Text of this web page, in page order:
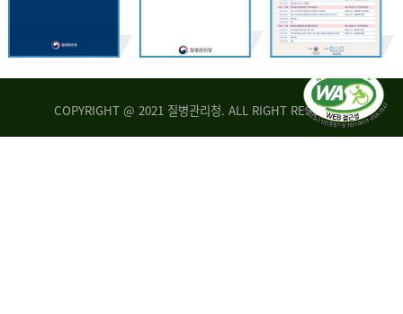
COPYRIGHT @ 2021 질병관리청. ALL RIGHT RESERVED